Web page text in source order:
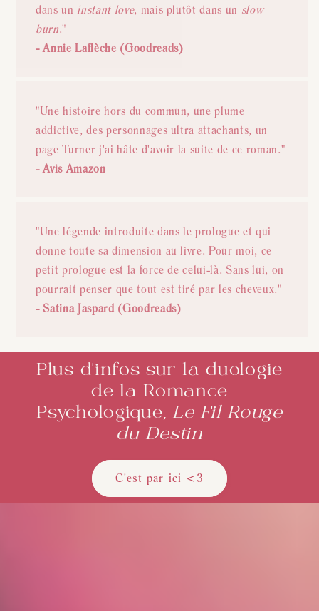
dans un instant love, mais plutôt dans un slow
burn."
- Annie Laflèche (Goodreads)
"Une histoire hors du commun, une plume
addictive, des personnages ultra attachants, un
page Turner j'ai hâte d'avoir la suite de ce roman."
- Avis Amazon
"Une légende introduite dans le prologue et qui
donne toute sa dimension au livre. Pour moi, ce
petit prologue est la force de celui-là. Sans lui, on
pourrait penser que tout est tiré par les cheveux."
- Satina Jaspard (Goodreads)
Plus d'infos sur la duologie
de la Romance
Psychologique, Le Fil Rouge
du Destin
C'est par ici <3